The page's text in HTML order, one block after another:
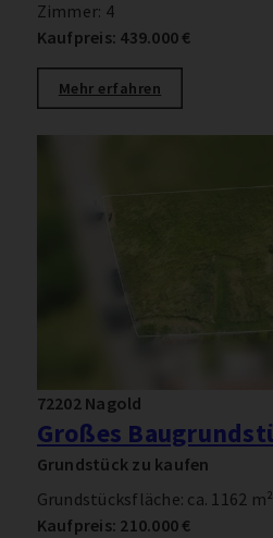
Zimmer: 4
Kaufpreis: 439.000 €
Mehr erfahren
72202 Nagold
Grundstück zu kaufen
Grundstücksfläche: ca. 1162 m²
Kaufpreis: 210.000 €